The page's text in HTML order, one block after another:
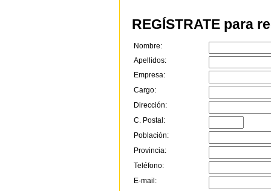
REGÍSTRATE para
Nombre:
Apellidos:
Empresa:
Cargo:
Dirección:
C. Postal:
Población:
Provincia:
Teléfono:
E-mail: